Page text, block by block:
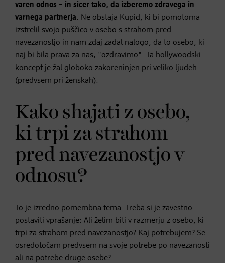
varen odnos – in sicer tako, da izberemo zdravega in
varnega partnerja. Ne obstaja Kupid, ki bi pomotoma
izstrelil svojo puščico v osebo s strahom pred
navezanostjo in nam zdaj zadal nalogo, da to osebo, ki
naj bi bila prava za nas, "ozdravimo". Ta hollywoodski
koncept je žal globoko zakoreninjen pri veliko ljudeh
(predvsem pri ženskah).
Kako shajati z osebo,
ki trpi za strahom
pred navezanostjo v
odnosu?
To je izredno pomembna tema. Treba si je zavestno
postaviti vprašanje: Ali želim biti v razmerju z osebo, ki
trpi za strahom pred navezanostjo? Kaj potrebujem? Se
osredotočam predvsem na svoje potrebe po navezanosti
ali na potrebe druge osebe?